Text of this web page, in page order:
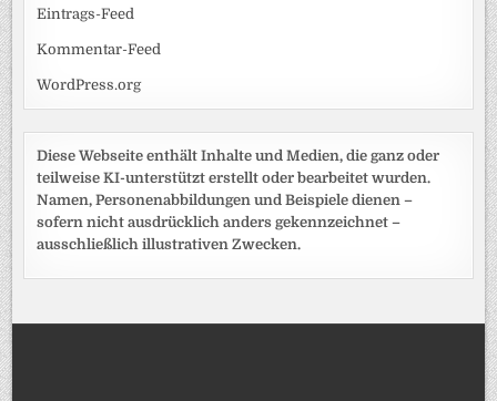
Eintrags-Feed
Kommentar-Feed
WordPress.org
Diese Webseite enthält Inhalte und Medien, die ganz oder
teilweise KI-unterstützt erstellt oder bearbeitet wurden.
Namen, Personenabbildungen und Beispiele dienen –
sofern nicht ausdrücklich anders gekennzeichnet –
ausschließlich illustrativen Zwecken.